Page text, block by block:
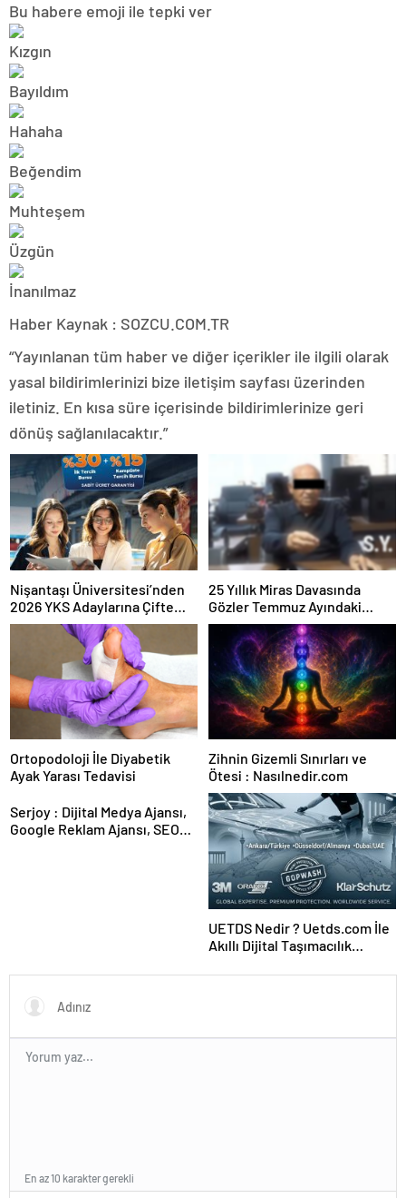
Bu habere emoji ile tepki ver
Haber Kaynak : SOZCU.COM.TR
“Yayınlanan tüm haber ve diğer içerikler ile ilgili olarak
yasal bildirimlerinizi bize iletişim sayfası üzerinden
iletiniz. En kısa süre içerisinde bildirimlerinize geri
dönüş sağlanılacaktır.”
Nişantaşı Üniversitesi’nden
2026 YKS Adaylarına Çifte
Güvence: Sabit Ücret ve
Kesintisiz Burs
25 Yıllık Miras Davasında
Gözler Temmuz Ayındaki
Karar Duruşmasına Çevrildi
Ortopodoloji İle Diyabetik
Ayak Yarası Tedavisi
Zihnin Gizemli Sınırları ve
Ötesi : Nasılnedir.com
Serjoy : Dijital Medya Ajansı,
Google Reklam Ajansı, SEO
UETDS Nedir ? Uetds.com İle
Akıllı Dijital Taşımacılık
En az 10 karakter gerekli